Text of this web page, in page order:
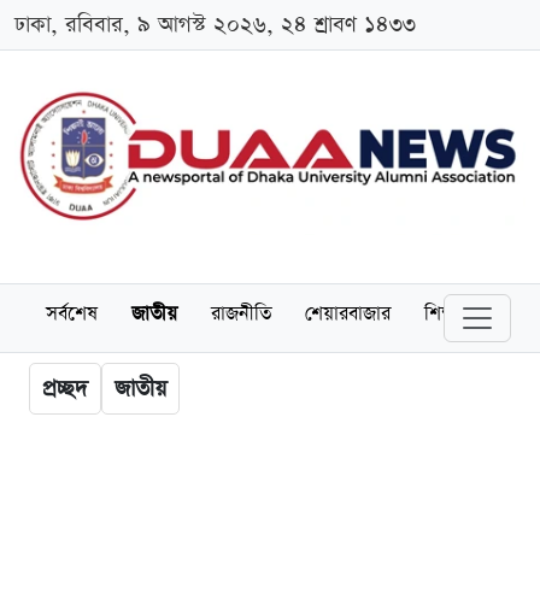
ঢাকা, রবিবার, ৯ আগস্ট ২০২৬, ২৪ শ্রাবণ ১৪৩৩
সর্বশেষ জাতীয় রাজনীতি শেয়ারবাজার শিক্ষা
প্রচ্ছদ জাতীয়